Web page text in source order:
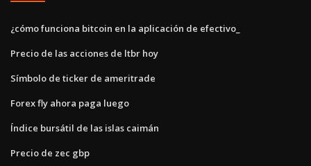
¿cómo funciona bitcoin en la aplicación de efectivo_
Precio de las acciones de ltbr hoy
Símbolo de ticker de ameritrade
Forex fly ahora paga luego
Índice bursátil de las islas caimán
Precio de zec gbp